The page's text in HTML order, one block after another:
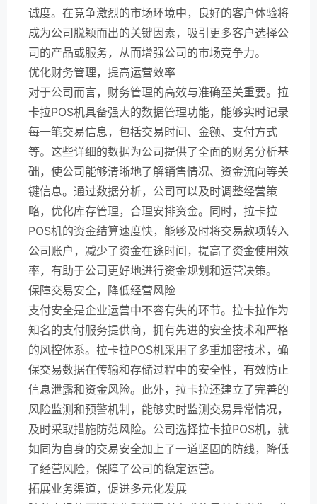
诚度。在竞争激烈的市场环境中，良好的客户体验将
成为公司脱颖而出的关键因素，吸引更多客户选择公
司的产品或服务，从而增强公司的市场竞争力。
优化财务管理，提高运营效率
对于公司而言，财务管理的高效与准确至关重要。拉
卡拉POS机具备强大的数据管理功能，能够实时记录
每一笔交易信息，包括交易时间、金额、支付方式
等。这些详细的数据为公司提供了全面的财务分析基
础，使公司能够清晰地了解销售情况、资金流向等关
键信息。通过数据分析，公司可以及时调整经营策
略，优化库存管理，合理安排资金。同时，拉卡拉
POS机的资金结算速度快，能够及时将交易款项转入
公司账户，减少了资金在途时间，提高了资金使用效
率，有助于公司更好地进行资金规划和运营决策。
保障交易安全，降低经营风险
支付安全是企业运营中不容有失的环节。拉卡拉作为
知名的支付服务提供商，拥有先进的安全技术和严格
的风控体系。拉卡拉POS机采用了多重加密技术，确
保交易数据在传输和存储过程中的安全性，有效防止
信息泄露和资金风险。此外，拉卡拉还建立了完善的
风险监测和预警机制，能够实时监测交易异常情况，
及时采取措施防范风险。公司选择拉卡拉POS机，就
如同为自身的交易安全加上了一道坚固的防线，降低
了经营风险，保障了公司的稳定运营。
拓展业务渠道，促进多元化发展